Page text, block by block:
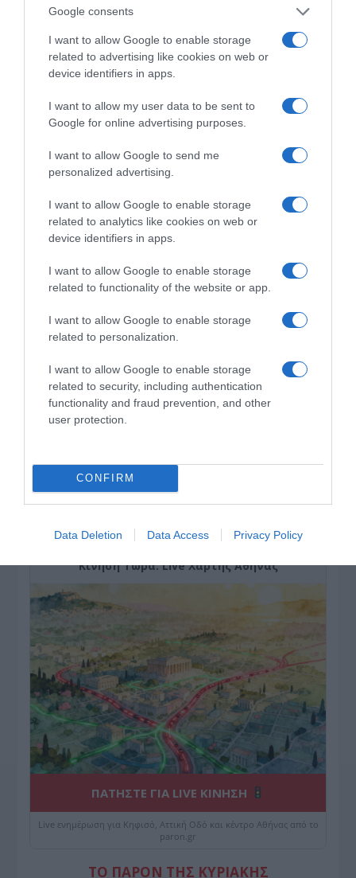
Google consents
I want to allow Google to enable storage
related to advertising like cookies on web or
device identifiers in apps.
I want to allow my user data to be sent to
Google for online advertising purposes.
I want to allow Google to send me
personalized advertising.
I want to allow Google to enable storage
related to analytics like cookies on web or
device identifiers in apps.
I want to allow Google to enable storage
related to functionality of the website or app.
I want to allow Google to enable storage
related to personalization.
I want to allow Google to enable storage
related to security, including authentication
functionality and fraud prevention, and other
user protection.
CONFIRM
Data Deletion Data Access Privacy Policy
ΙΟΣ ΔΥΤΙΚΟΥ ΝΕΙΛΟΥ: ΣΥΝΑΓΕΡΜΟΣ ΑΠΟ ΤΟΝ ΙΣΑ ΓΙΑ
ΤΗΝ ΑΤΤΙΚΗ
Πληθωρισμός: Στο 3,4% τον Ιούλιο – «Καίνε» οι τιμές
σε στέγη και καύσιμα
Το… Δικαίωμα στη Σιωπή…: Ο Πιερρακάκης
διορθώνει την εικόνα μιας «διεφθαρμένης» Ελλάδας
Νέο Ειδικό Χωροταξικό Πλαίσιο για τον Τουρισμό
(ΚΥΑ)
Όσιος Νικάνωρ ο θαυματουργός
διόδια από τους Ευζώνους στην Αθήνα απ’ ό,τι από
τις Βρυξέλλες μέχρι την Ελλάδα»
Κίνηση Τώρα: Live Χάρτης Αθήνας
ΠΑΤΗΣΤΕ ΓΙΑ LIVE ΚΙΝΗΣΗ
Live ενημέρωση για Κηφισό, Αττική Οδό και κέντρο Αθήνας από το
paron.gr
ΤΟ ΠΑΡΟΝ ΤΗΣ ΚΥΡΙΑΚΗΣ